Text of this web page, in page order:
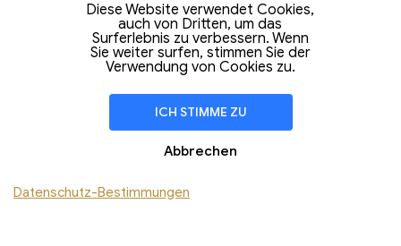
Aug 2026
Abfahrt
14
Aug 2026
Kinder
Diese Website verwendet Cookies,
auch von Dritten, um das
Surferlebnis zu verbessern. Wenn
Sie weiter surfen, stimmen Sie der
Verwendung von Cookies zu.
ICH STIMME ZU
Abbrechen
Datenschutz-Bestimmungen